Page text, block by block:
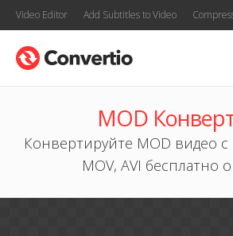
Video Editor Add Subtitles to Video
MOD
Конвертируйте MOD видео
MOV, AVI бесплатно